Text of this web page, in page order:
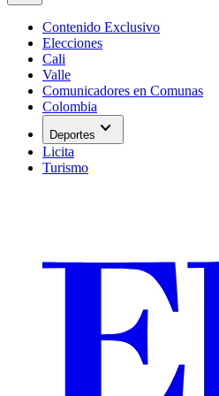
Contenido Exclusivo
Elecciones
Cali
Valle
Comunicadores en Comunas
Colombia
Deportes expand_more
Licita
Turismo